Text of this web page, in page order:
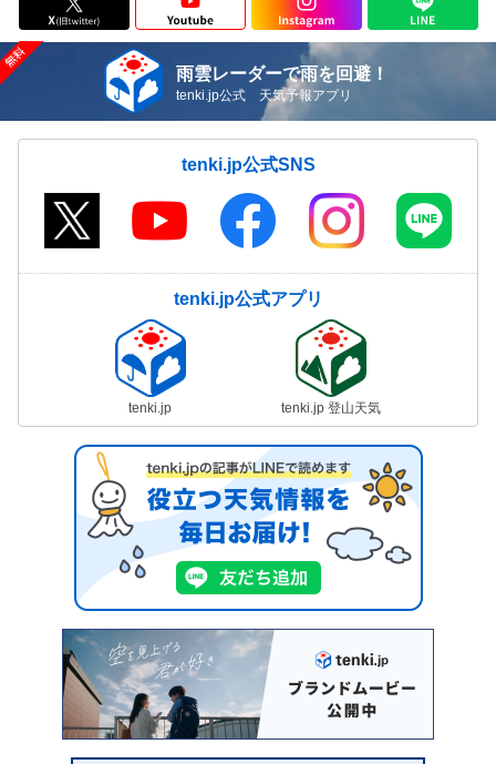
雨雲レーダーで雨を回避！
tenki.jp公式 天気予報アプリ
tenki.jp公式SNS
tenki.jp公式アプリ
tenki.jp tenki.jp 登山天気